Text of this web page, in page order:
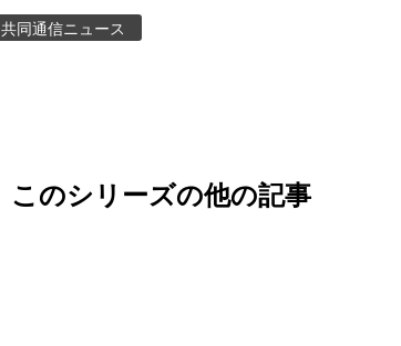
共同通信ニュース
このシリーズの他の記事